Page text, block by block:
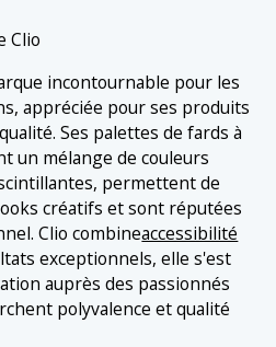
Clio
incontournable pour les
appréciée pour ses produits
Ses palettes de fards à
un mélange de couleurs
permettent de
créatifs et sont réputées
Clio combineaccessibilité
exceptionnels, elle s'est
auprès des passionnés
polyvalence et qualité